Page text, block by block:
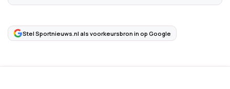
Stel Sportnieuws.nl als voorkeursbron in op Google